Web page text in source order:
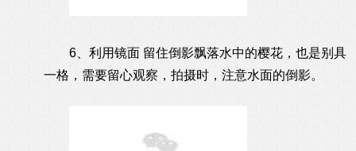
6、利用镜面 留住倒影飘落水中的樱花，也是别具
一格，需要留心观察，拍摄时，注意水面的倒影。